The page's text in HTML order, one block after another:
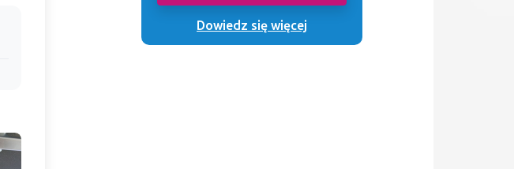
Dowiedz się więcej